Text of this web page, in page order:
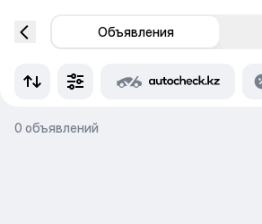
Объявления
0 объявлений